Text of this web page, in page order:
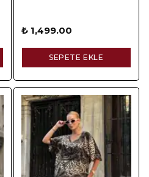
₺ 1,499.00
SEPETE EKLE